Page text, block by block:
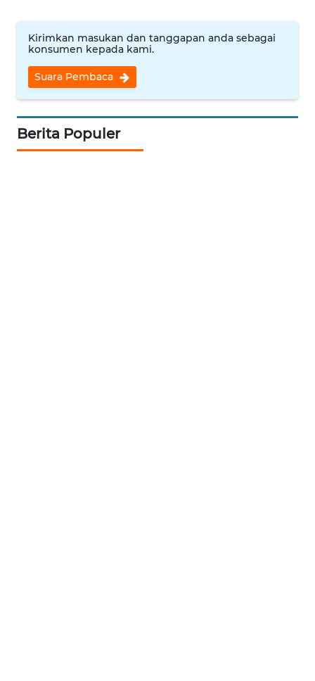
Kirimkan masukan dan tanggapan anda sebagai
konsumen kepada kami.
Suara Pembaca
Berita Populer
Wahana
Network
KONSUMEN
LISTRIK
MASYARAKAT
KELISTRIKAN